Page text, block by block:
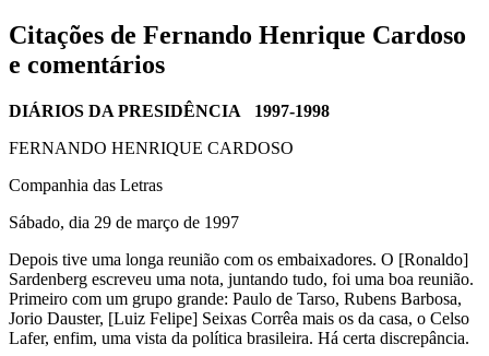
Citações de Fernando Henrique Cardoso
e comentários
DIÁRIOS DA PRESIDÊNCIA 1997-1998
FERNANDO HENRIQUE CARDOSO
Companhia das Letras
Sábado, dia 29 de março de 1997
Depois tive uma longa reunião com os embaixadores. O [Ronaldo]
Sardenberg escreveu uma nota, juntando tudo, foi uma boa reunião.
Primeiro com um grupo grande: Paulo de Tarso, Rubens Barbosa,
Jorio Dauster, [Luiz Felipe] Seixas Corrêa mais os da casa, o Celso
Lafer, enfim, uma vista da política brasileira. Há certa discrepância.